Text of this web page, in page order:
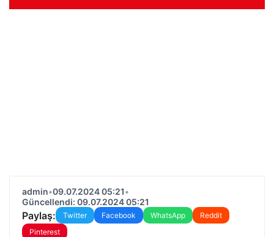
admin•09.07.2024 05:21•
Güncellendi: 09.07.2024 05:21
Paylaş: Twitter Facebook WhatsApp
Reddit
Pinterest